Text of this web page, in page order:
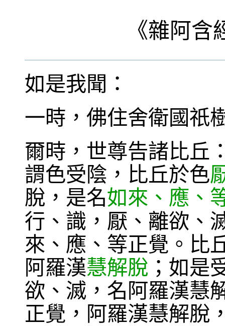
《雜阿含
如是我聞：
一時，佛住舍衛國祇
爾時，世尊告諸比丘
謂色受陰，比丘於色
脫，是名如來、應、
行、識，厭、離欲、
來、應、等正覺。比
阿羅漢慧解脫 ；如是
欲、滅，名阿羅漢慧
正覺，阿羅漢慧解脫